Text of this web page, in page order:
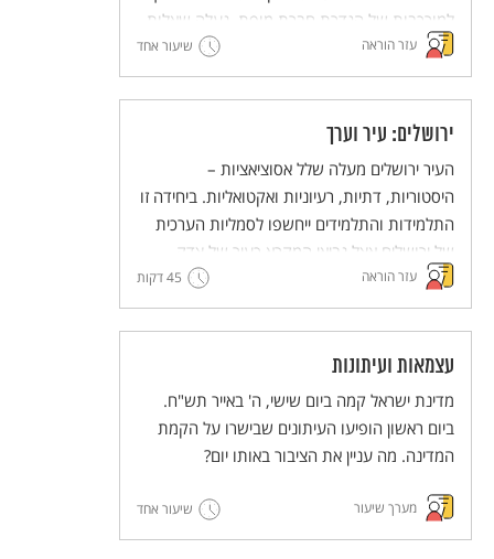
למורכבות של הגדרת חברת מופת, נעלה שאלות
ונעלה אפשרויות ערכיות מנוגדות ליצירת חברת
מופת.
עזר הוראה שיעור אחד
ירושלים: עיר וערך
העיר ירושלים מעלה שלל אסוציאציות –
היסטוריות, דתיות, רעיוניות ואקטואליות. ביחידה זו
התלמידות והתלמידים ייחשפו לסמליות הערכית
של ירושלים אצל נביאי המקרא כעיר של צדק,
משפט, אמת ושלום. לימוד הקטעים מהנבואות
נועד להעמיק את ההבנה של משמעותה הסמלית
של ירושלים מעבר להיותה עיר המקדש בעבר ועיר
הבירה של מדינת ישראל בהווה. הלימוד נועד
לקדם הטמעה של ערכי הצדק, המשפט האמת
והשלום בעולם הערכים של התלמידות
והתלמידים.
עזר הוראה 45 דקות
עצמאות ועיתונות
מדינת ישראל קמה ביום שישי, ה' באייר תש"ח.
ביום ראשון הופיעו העיתונים שבישרו על הקמת
המדינה. מה עניין את הציבור באותו יום?
מערך שיעור שיעור אחד